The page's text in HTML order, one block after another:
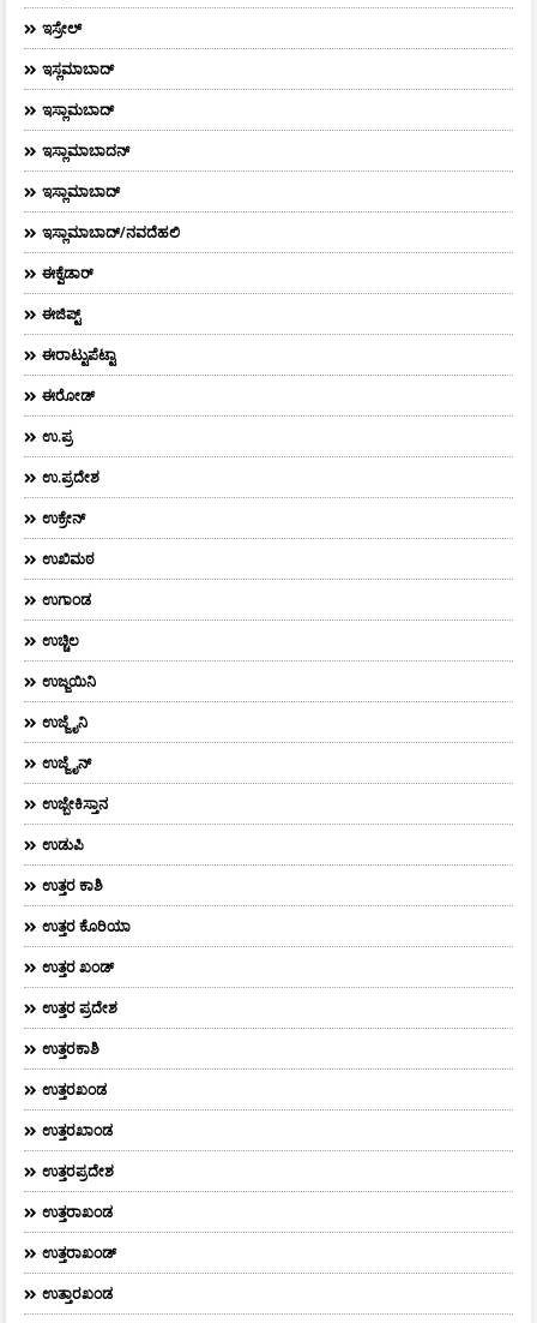
ಇಸ್ರೇಲ್
ಇಸ್ಲಮಾಬಾದ್
ಇಸ್ಲಾಮಬಾದ್
ಇಸ್ಲಾಮಾಬಾದನ್
ಇಸ್ಲಾಮಾಬಾದ್
ಇಸ್ಲಾಮಾಬಾದ್/ನವದೆಹಲಿ
ಈಕ್ವೆಡಾರ್‌
ಈಜಿಪ್ಟ್
ಈರಾಟ್ಟುಪೆಟ್ಟಾ
ಈರೋಡ್
ಉ.ಪ್ರ
ಉ.ಪ್ರದೇಶ
ಉಕ್ರೇನ್
ಉಖಿಮಠ
ಉಗಾಂಡ
ಉಚ್ಚಿಲ
ಉಜ್ಜಯಿನಿ
ಉಜ್ಜೈನಿ
ಉಜ್ಜೈನ್
ಉಜ್ಬೇಕಿಸ್ತಾನ
ಉಡುಪಿ
ಉತ್ತರ ಕಾಶಿ
ಉತ್ತರ ಕೊರಿಯಾ
ಉತ್ತರ ಖಂಡ್
ಉತ್ತರ ಪ್ರದೇಶ
ಉತ್ತರಕಾಶಿ
ಉತ್ತರಖಂಡ
ಉತ್ತರಖಾಂಡ
ಉತ್ತರಪ್ರದೇಶ
ಉತ್ತರಾಖಂಡ
ಉತ್ತರಾಖಂಡ್
ಉತ್ತಾರಖಂಡ